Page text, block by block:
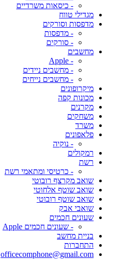
- כיסאות משרדיים
מגדילי טווח
מדפסות וסורקים
- מדפסות
- סורקים
מחשבים
- Apple
- מחשבים ניידים
- מחשבים נייחים
מיקרופונים
מכונות קפה
מקרנים
משחקים
משרד
פלאפונים
- נוקיה
רמקולים
רשת
- כרטיסי ומתאמי רשת
שואב מקרצף רובוטי
שואב שוטף אלחוטי
שואב שוטף רובוטי
שואבי אבק
שעונים חכמים
- שעונים חכמים Apple
בניית מחשב
התחברות
officecomphone@gmail.com